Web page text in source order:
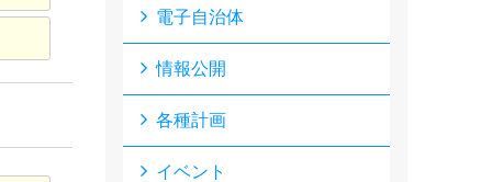
電子自治体
情報公開
各種計画
イベント